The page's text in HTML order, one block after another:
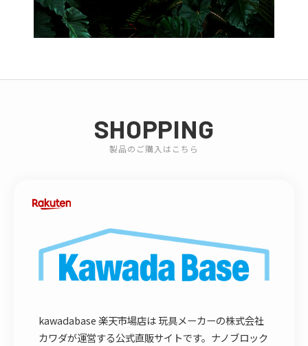
SHOPPING
製品のご購入はこちら
kawadabase 楽天市場店は 玩具メーカーの株式会社
カワダが運営する公式直販サイトです。ナノブロック